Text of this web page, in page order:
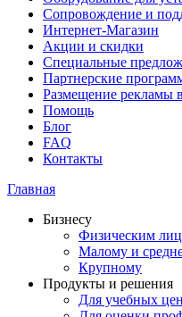
Сопровождение и
Интернет-Магазин
Акции и скидки
Специальные
Партнерские
Размещение рекламы
Помощь
Блог
FAQ
Контакты
Главная
Бизнесу
Физическим
Малому и
Крупному
Продукты и решения
Для учебных